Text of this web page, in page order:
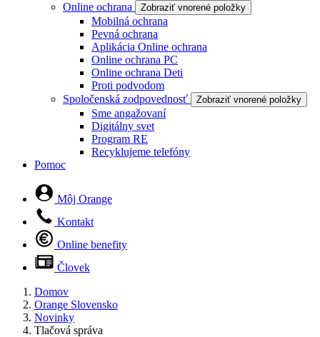
Online ochrana
Zobraziť vnorené položky
Mobilná ochrana
Pevná ochrana
Aplikácia Online ochrana
Online ochrana PC
Online ochrana Deti
Proti podvodom
Spoločenská zodpovednosť
Zobraziť vnorené položky
Sme angažovaní
Digitálny svet
Program RE
Recyklujeme telefóny
Pomoc
Môj Orange
Kontakt
Online benefity
Človek
Domov
Orange Slovensko
Novinky
Tlačová správa